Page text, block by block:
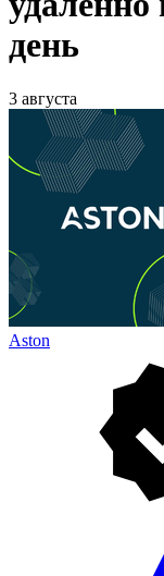
день
3 августа
Aston